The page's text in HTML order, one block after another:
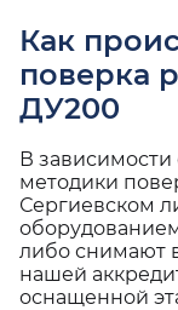
Как
поверка
ДУ200
В зависимости
методики
Сергиевском
либо снимают
нашей
оснащенной